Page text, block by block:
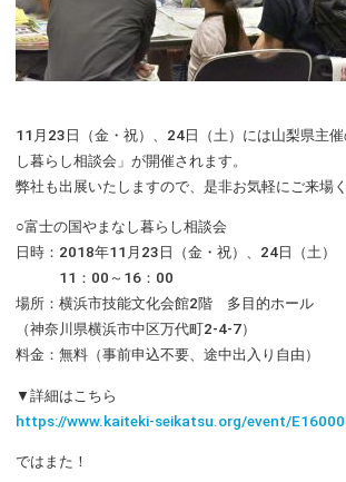
11月23日（金・祝）、24日（土）には山梨県主
し暮らし相談会」が開催されます。
弊社も出展いたしますので、是非お気軽にご来場く
○富士の国やまなし暮らし相談会
日時：2018年11月23日（金・祝）、24日（土）
11：00～16：00
場所：横浜市技能文化会館2階 多目的ホール
（神奈川県横浜市中区万代町2-4-7）
料金：無料（事前申込不要、途中出入り自由）
▼詳細はこちら
https://www.kaiteki-seikatsu.org/event/
ではまた！